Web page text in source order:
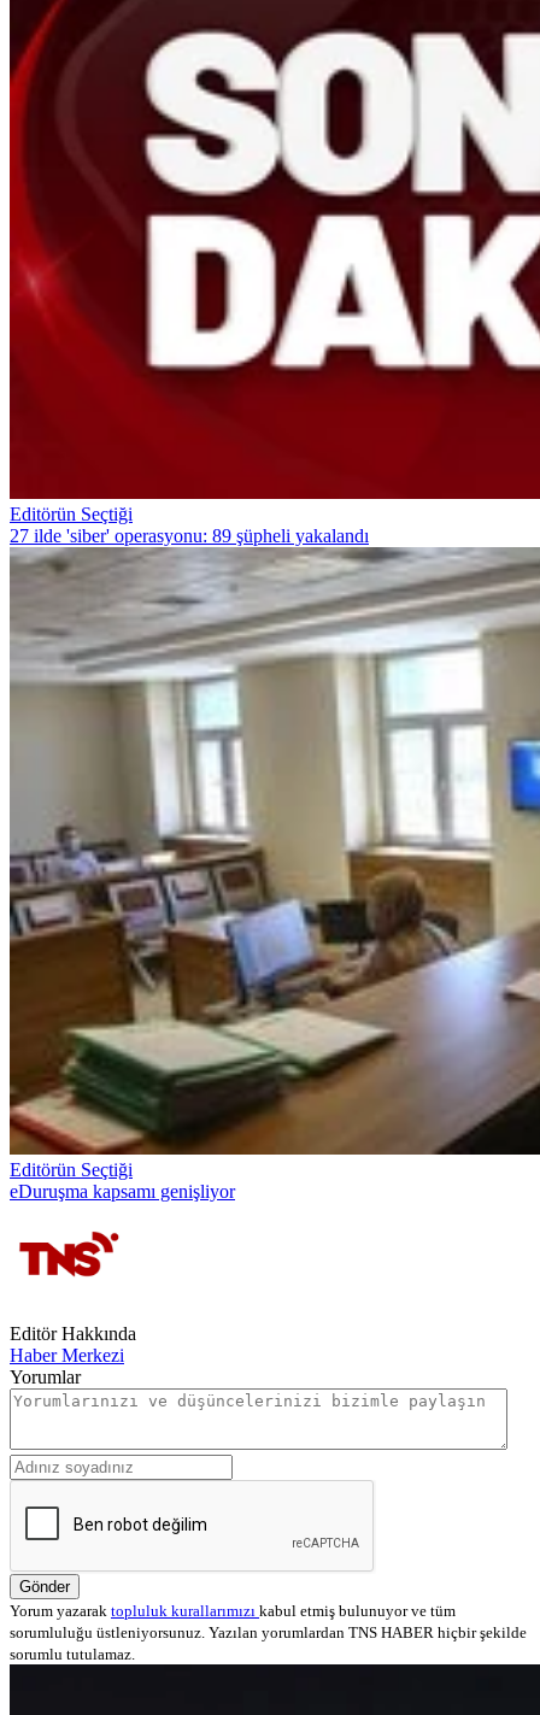
Editörün Seçtiği
27 ilde 'siber' operasyonu: 89 şüpheli yakalandı
Editörün Seçtiği
eDuruşma kapsamı genişliyor
Editör Hakkında
Haber Merkezi
Yorumlar
Gönder
Yorum yazarak topluluk kurallarımızı kabul etmiş bulunuyor ve tüm
sorumluluğu üstleniyorsunuz. Yazılan yorumlardan TNS HABER hiçbir şekilde
sorumlu tutulamaz.